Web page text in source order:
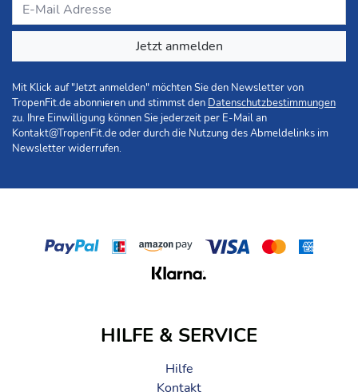
Jetzt anmelden
Mit Klick auf "Jetzt anmelden" möchten Sie den Newsletter von
TropenFit.de abonnieren und stimmst den Datenschutzbestimmungen
zu. Ihre Einwilligung können Sie jederzeit per E-Mail an
Kontakt@TropenFit.deoder durch die Nutzung des Abmeldelinks im
Newsletter widerrufen.
HILFE & SERVICE
Hilfe
Kontakt